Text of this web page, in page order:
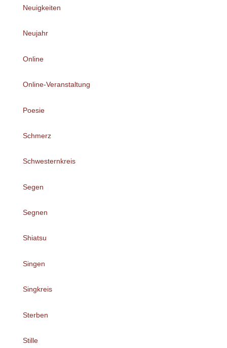
Neuigkeiten
Neujahr
Online
Online-Veranstaltung
Poesie
Schmerz
Schwesternkreis
Segen
Segnen
Shiatsu
Singen
Singkreis
Sterben
Stille